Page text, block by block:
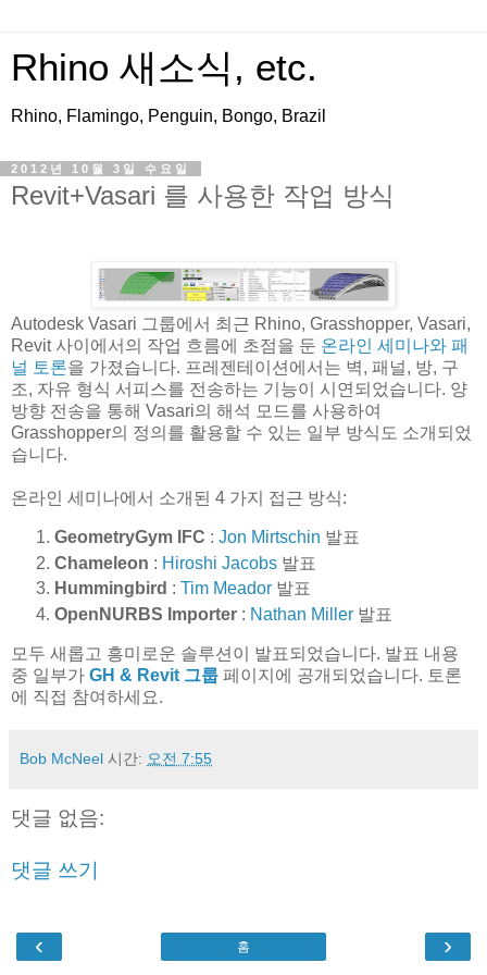
Rhino 새소식, etc.
Rhino, Flamingo, Penguin, Bongo, Brazil
2012년 10월 3일 수요일
Revit+Vasari 를 사용한 작업 방식
Autodesk Vasari 그룹에서 최근 Rhino, Grasshopper, Vasari,
Revit 사이에서의 작업 흐름에 초점을 둔 온라인 세미나와 패
널 토론을 가졌습니다. 프레젠테이션에서는 벽, 패널, 방, 구
조, 자유 형식 서피스를 전송하는 기능이 시연되었습니다. 양
방향 전송을 통해 Vasari의 해석 모드를 사용하여
Grasshopper의 정의를 활용할 수 있는 일부 방식도 소개되었
습니다.
온라인 세미나에서 소개된 4 가지 접근 방식:
GeometryGym IFC : Jon Mirtschin 발표
Chameleon : Hiroshi Jacobs 발표
Hummingbird : Tim Meador 발표
OpenNURBS Importer : Nathan Miller 발표
모두 새롭고 흥미로운 솔루션이 발표되었습니다. 발표 내용
중 일부가 GH & Revit 그룹 페이지에 공개되었습니다. 토론
에 직접 참여하세요.
Bob McNeel 시간: 오전 7:55
댓글 없음:
댓글 쓰기
‹ ›
홈